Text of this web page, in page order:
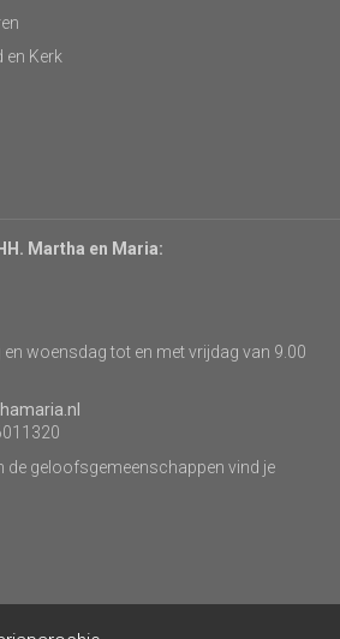
en Kerk
Martha en Maria:
woensdag tot en met vrijdag van 9.00
de geloofsgemeenschappen vind je